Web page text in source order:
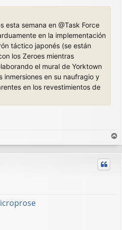
esta semana en @Task Force
en la implementación
táctico japonés (se están
los Zeroes mientras
el mural de Yorktown
inmersiones en su naufragio y
en los revestimientos de
r
r